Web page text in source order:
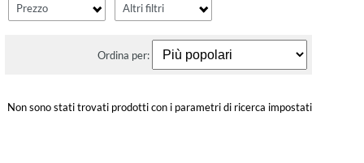
Prezzo Altri filtri
Ordina per:
Non sono stati trovati prodotti con i parametri di ricerca impostati